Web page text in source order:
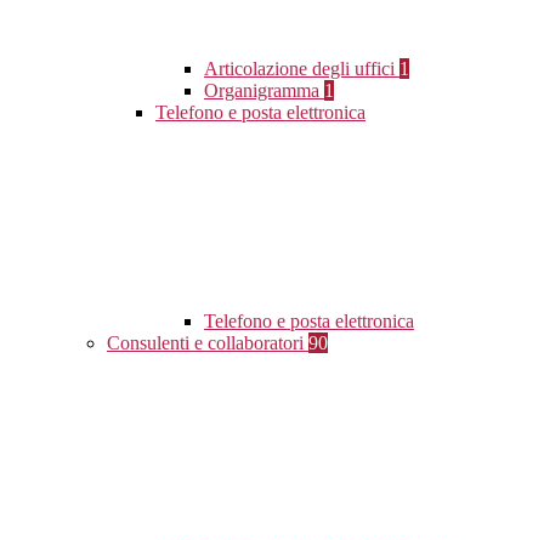
Articolazione degli uffici 1
Organigramma 1
Telefono e posta elettronica
Telefono e posta elettronica
Consulenti e collaboratori 90